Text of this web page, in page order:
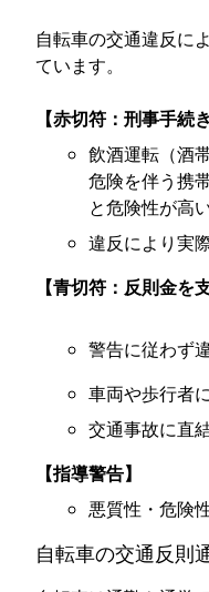
自転車の交通違反に
ています。
【赤切符：刑事手続
飲酒運転（酒
危険を伴う携
と危険性が高
違反により実
【青切符：反則金を
警告に従わず
車両や歩行者
交通事故に直
【指導警告】
悪質性・危険
自転車の交通反則